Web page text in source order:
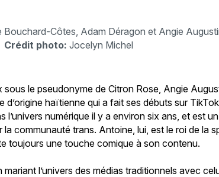
Bouchard-Côtes, Adam Déragon et Angie
Crédit photo: Jocelyn Michel
le pseudonyme de Citron Rose, Angie
haïtienne qui a fait ses débuts sur
numérique il y a environ six ans, et est
la communauté trans. Antoine, lui, est le roi de la
toujours une touche comique à son contenu.
l’univers des médias traditionnels avec